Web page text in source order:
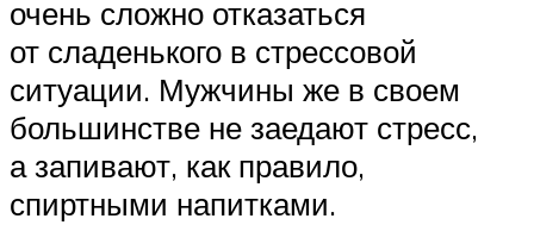
очень сложно отказаться
от сладенького в стрессовой
ситуации. Мужчины же в своем
большинстве не заедают стресс,
а запивают, как правило,
спиртными напитками.